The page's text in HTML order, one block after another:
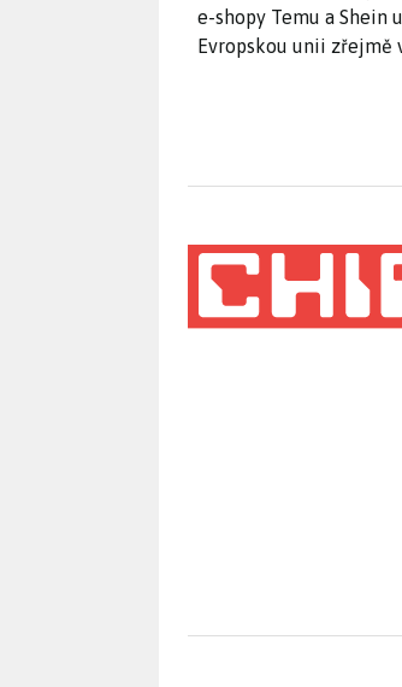
e-shopy Temu a Shein
Evropskou unii zřejmě